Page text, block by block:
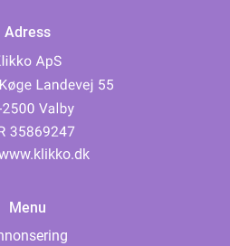
Adress
Menu